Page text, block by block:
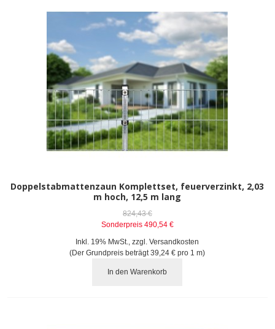
Doppelstabmattenzaun Komplettset, feuerverzinkt, 2,03
m hoch, 12,5 m lang
824,43 €
Sonderpreis 490,54 €
Inkl. 19% MwSt.
,zzgl.Versandkosten
(Der Grundpreis beträgt39,24 € pro 1 m)
In den Warenkorb